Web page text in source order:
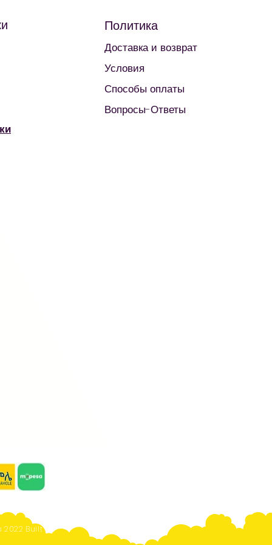
Политика
Доставка и возврат
Условия
Способы оплаты
Вопросы-Ответы
2022 Built By